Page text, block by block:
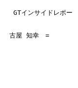
レポー
=